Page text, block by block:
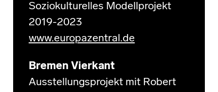
Soziokulturelles Modellprojekt
2019-2023
www.europazentral.de
Bremen Vierkant
Ausstellungsprojekt mit Robert